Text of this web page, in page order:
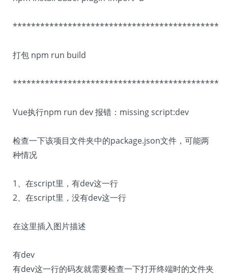
*********************************************
打包 npm run build
*********************************************
Vue执行npm run dev 报错：missing script:dev
检查一下该项目文件夹中的package.json文件，可能两
种情况
1、在script里，有dev这一行
2、在script里，没有dev这一行
在这里插入图片描述
有dev
有dev这一行的码友就需要检查一下打开终端时的文件夹